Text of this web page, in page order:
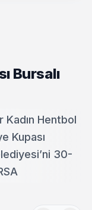
Bursalı
Hentbol
Kupası
30-